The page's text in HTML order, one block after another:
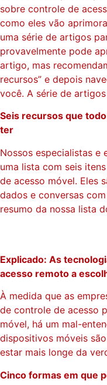
sobre controle de
como eles vão
uma série de artigos
provavelmente pode
artigo, mas
recursos” e depois
você. A série de
Seis recursos que
ter
Nossos especialistas e
uma lista com seis
de acesso móvel. Eles
dados e conversas
resumo da nossa lista
Explicado: As
acesso remoto a
À medida que as
de controle de acesso
móvel, há um mal-
dispositivos móveis
estar mais longe da
Cinco formas em que